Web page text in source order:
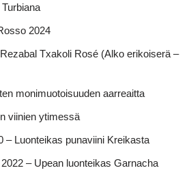
2024
Txakoli Rosé (Alko erikoiserä –
monimuotoisuuden aarreaitta
viinien ytimessä
– Luonteikas punaviini Kreikasta
– Upean luonteikas Garnacha